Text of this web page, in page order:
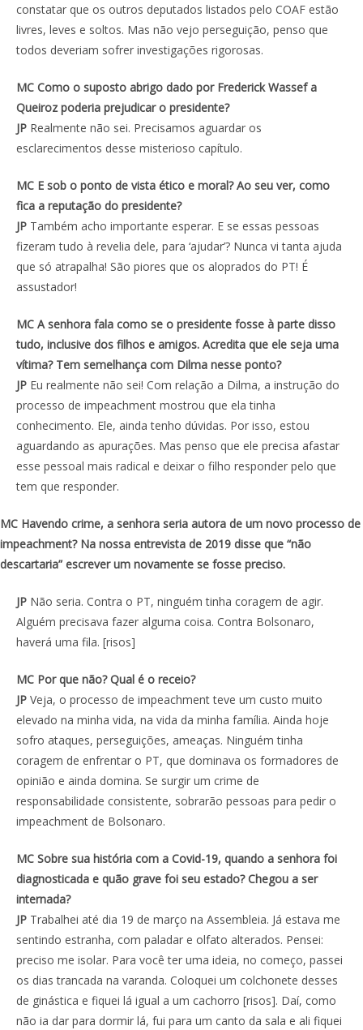
constatar que os outros deputados listados pelo COAF estão
livres, leves e soltos. Mas não vejo perseguição, penso que
todos deveriam sofrer investigações rigorosas.
MC Como o suposto abrigo dado por Frederick Wassef a
Queiroz poderia prejudicar o presidente?
JP Realmente não sei. Precisamos aguardar os
esclarecimentos desse misterioso capítulo.
MC E sob o ponto de vista ético e moral? Ao seu ver, como
fica a reputação do presidente?
JP Também acho importante esperar. E se essas pessoas
fizeram tudo à revelia dele, para ‘ajudar’? Nunca vi tanta ajuda
que só atrapalha! São piores que os aloprados do PT! É
assustador!
MC A senhora fala como se o presidente fosse à parte disso
tudo, inclusive dos filhos e amigos. Acredita que ele seja uma
vítima? Tem semelhança com Dilma nesse ponto?
JP Eu realmente não sei! Com relação a Dilma, a instrução do
processo de impeachment mostrou que ela tinha
conhecimento. Ele, ainda tenho dúvidas. Por isso, estou
aguardando as apurações. Mas penso que ele precisa afastar
esse pessoal mais radical e deixar o filho responder pelo que
tem que responder.
MC Havendo crime, a senhora seria autora de um novo processo de
impeachment? Na nossa entrevista de 2019 disse que “não
descartaria” escrever um novamente se fosse preciso.
JP Não seria. Contra o PT, ninguém tinha coragem de agir.
Alguém precisava fazer alguma coisa. Contra Bolsonaro,
haverá uma fila. [risos]
MC Por que não? Qual é o receio?
JP Veja, o processo de impeachment teve um custo muito
elevado na minha vida, na vida da minha família. Ainda hoje
sofro ataques, perseguições, ameaças. Ninguém tinha
coragem de enfrentar o PT, que dominava os formadores de
opinião e ainda domina. Se surgir um crime de
responsabilidade consistente, sobrarão pessoas para pedir o
impeachment de Bolsonaro.
MC Sobre sua história com a Covid-19, quando a senhora foi
diagnosticada e quão grave foi seu estado? Chegou a ser
internada?
JP Trabalhei até dia 19 de março na Assembleia. Já estava me
sentindo estranha, com paladar e olfato alterados. Pensei:
preciso me isolar. Para você ter uma ideia, no começo, passei
os dias trancada na varanda. Coloquei um colchonete desses
de ginástica e fiquei lá igual a um cachorro [risos]. Daí, como
não ia dar para dormir lá, fui para um canto da sala e ali fiquei